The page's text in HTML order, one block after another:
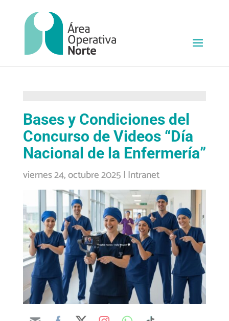
Bases y Condiciones del
Concurso de Videos “Día
Nacional de la Enfermería”
viernes 24, octubre 2025|Intranet